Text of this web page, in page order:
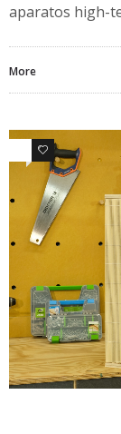
aparatos high-
More
0